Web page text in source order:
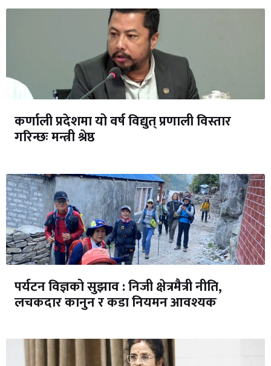
कर्णाली प्रदेशमा यो वर्ष विद्युत् प्रणाली विस्तार
गरिन्छः मन्त्री श्रेष्ठ
पर्यटन विज्ञको सुझाव : निजी क्षेत्रमैत्री नीति,
लचकदार कानुन र कडा नियमन आवश्यक